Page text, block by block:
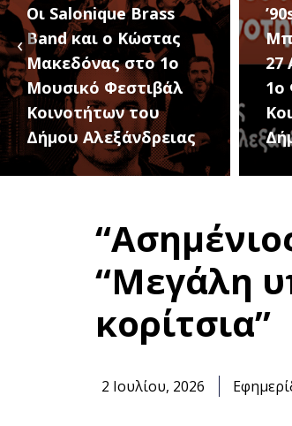
’90s” με τον Κώστα
Μπίγαλη την Πέμπτη
27 Αυγούστου, στο
1ο Φεστιβάλ
Κοινοτήτων του
Δήμου
6
‹
“Μεγάλη
κορίτσια”
2 Ιουλίου, 2026